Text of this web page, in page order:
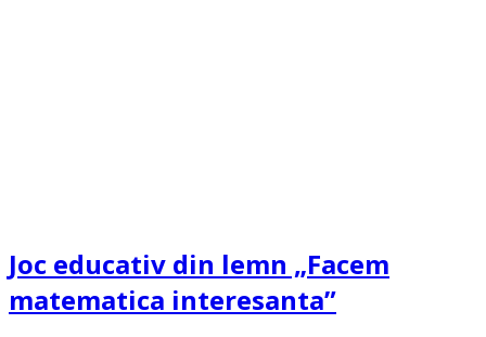
Joc educativ din lemn „Facem
matematica interesanta”